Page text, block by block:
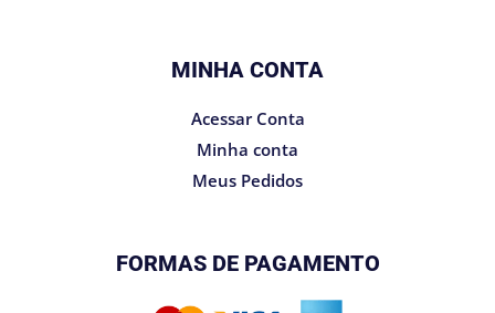
MINHA CONTA
Acessar Conta
Minha conta
Meus Pedidos
FORMAS DE PAGAMENTO